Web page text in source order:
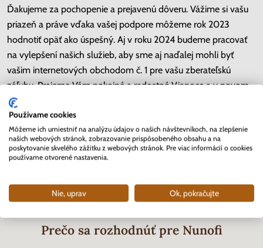
Ďakujeme za pochopenie a prejavenú dôveru. Vážime si vašu
priazeň a práve vďaka vašej podpore môžeme rok 2023
hodnotiť opäť ako úspešný. Aj v roku 2024 budeme pracovať
na vylepšení našich služieb, aby sme aj naďalej mohli byť
vašim internetových obchodom č. 1 pre vašu zberateľskú
záľubu. Prajeme Vám pokojné a radostné Vianoce a v novom
roku 2024 veľa pracovných i osobných úspechov a
samozrejme, radosť zo zberateľstva. Tešíme sa na vás v roku
2024. Váš tím zberateľov z Nunofi.sk
Prečo sa rozhodnúť pre Nunofi
Používame cookies
Môžeme ich umiestniť na analýzu údajov o našich návštevníkoch, na zlepšenie
našich webových stránok, zobrazovanie prispôsobeného obsahu a na
poskytovanie skvelého zážitku z webových stránok. Pre viac informácií o cookies
používame otvorené nastavenia.
Nie, uprav Ok, pokračujte